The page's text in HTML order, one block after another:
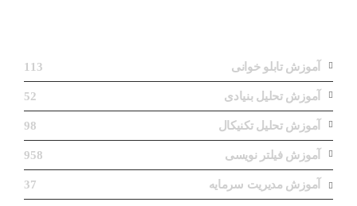
آموزش تابلو خوانی 113
آموزش تحلیل بنیادی 52
آموزش تحلیل تکنیکال 98
آموزش فیلتر نویسی 958
آموزش مدیریت سرمایه 37